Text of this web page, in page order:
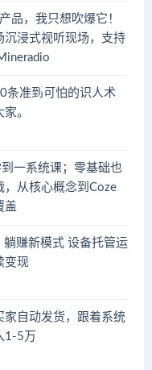
品，我只想吹爆它！
沉浸式视听现场，支持
条准到可怕的识人术
。
一系统课；零基础也
，从核心概念到Coze
盖
躺赚新模式 设备托管运
变现
家自动发货，跟着系统
1-5万